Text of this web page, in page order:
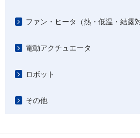
ファン・ヒータ（熱・低温・結露
電動アクチュエータ
ロボット
その他